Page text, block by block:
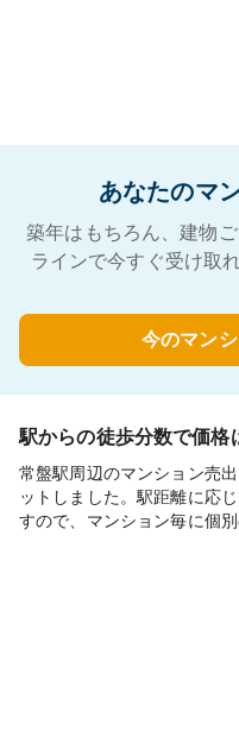
あなたのマ
築年はもちろん、建物
ラインで今すぐ受け取
今のマン
駅からの徒歩分数で価格
常盤駅周辺のマンション売
ットしました。駅距離に応
すので、マンション毎に個